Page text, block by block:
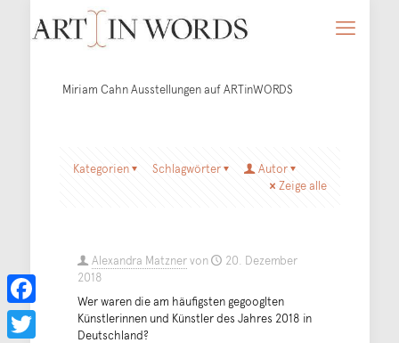
Miriam Cahn Ausstellungen auf ARTinWORDS
Kategorien Schlagwörter
Autor
Zeige alle
Alexandra Matznervon
20. Dezember
2018
Wer waren die am häufigsten gegooglten
Künstlerinnen und Künstler des Jahres 2018 in
Deutschland?
Facebook